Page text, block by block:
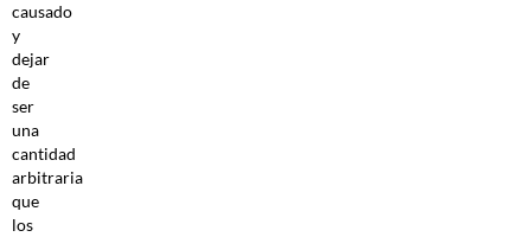
causado
y
dejar
de
ser
una
cantidad
arbitraria
que
los